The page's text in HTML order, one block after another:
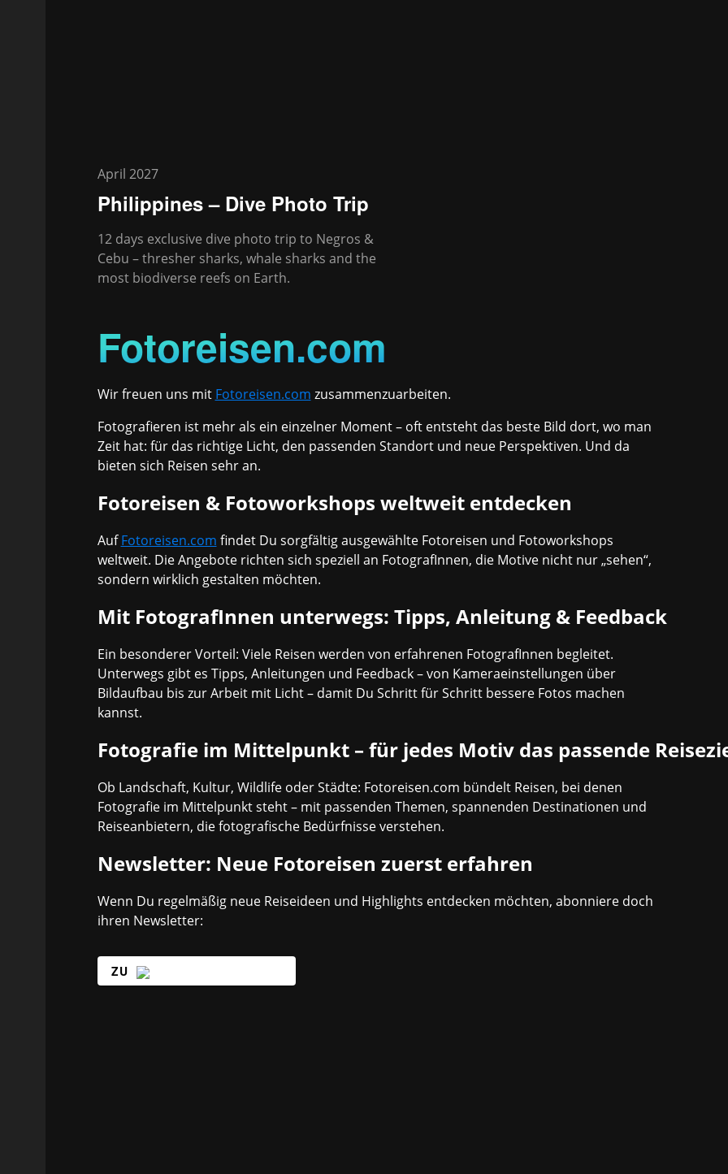
April 2027
Philippines – Dive Photo Trip
12 days exclusive dive photo trip to Negros &
Cebu – thresher sharks, whale sharks and the
most biodiverse reefs on Earth.
Fotoreisen.com
Wir freuen uns mit Fotoreisen.com zusammenzuarbeiten.
Fotografieren ist mehr als ein einzelner Moment – oft entsteht das beste Bild dort, wo man
Zeit hat: für das richtige Licht, den passenden Standort und neue Perspektiven. Und da
bieten sich Reisen sehr an.
Fotoreisen & Fotoworkshops weltweit entdecken
AufFotoreisen.com findet Du sorgfältig ausgewählte Fotoreisen und Fotoworkshops
weltweit. Die Angebote richten sich speziell an FotografInnen, die Motive nicht nur „sehen“,
sondern wirklich gestalten möchten.
Mit FotografInnen unterwegs: Tipps, Anleitung & Feedback
Ein besonderer Vorteil: Viele Reisen werden von erfahrenen FotografInnen begleitet.
Unterwegs gibt es Tipps, Anleitungen und Feedback – von Kameraeinstellungen über
Bildaufbau bis zur Arbeit mit Licht – damit Du Schritt für Schritt bessere Fotos machen
kannst.
Fotografie im Mittelpunkt – für jedes Motiv das passende
Ob Landschaft, Kultur, Wildlife oder Städte: Fotoreisen.com bündelt Reisen, bei denen
Fotografie im Mittelpunkt steht – mit passenden Themen, spannenden Destinationen und
Reiseanbietern, die fotografische Bedürfnisse verstehen.
Newsletter: Neue Fotoreisen zuerst erfahren
Wenn Du regelmäßig neue Reiseideen und Highlights entdecken möchten, abonniere doch
ihren Newsletter:
ZU